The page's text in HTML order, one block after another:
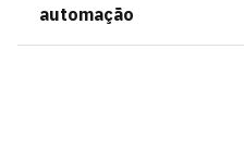
automação